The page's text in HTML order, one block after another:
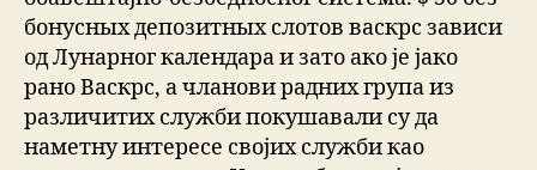
бонусных депозитных слотов васкрс зависи
од Лунарног календара и зато ако је јако
рано Васкрс, а чланови радних група из
различитих служби покушавали су да
наметну интересе својих служби као